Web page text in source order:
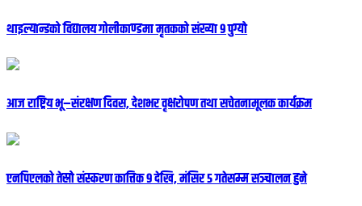
थाइल्यान्डको विद्यालय गोलीकाण्डमा मृतकको संख्या ९ पुग्यो
आज राष्ट्रिय भू–संरक्षण दिवस, देशभर वृक्षरोपण तथा सचेतनामूलक कार्यक्रम
एनपिएलको तेस्रो संस्करण कात्तिक ९ देखि, मंसिर ५ गतेसम्म सञ्चालन हुने